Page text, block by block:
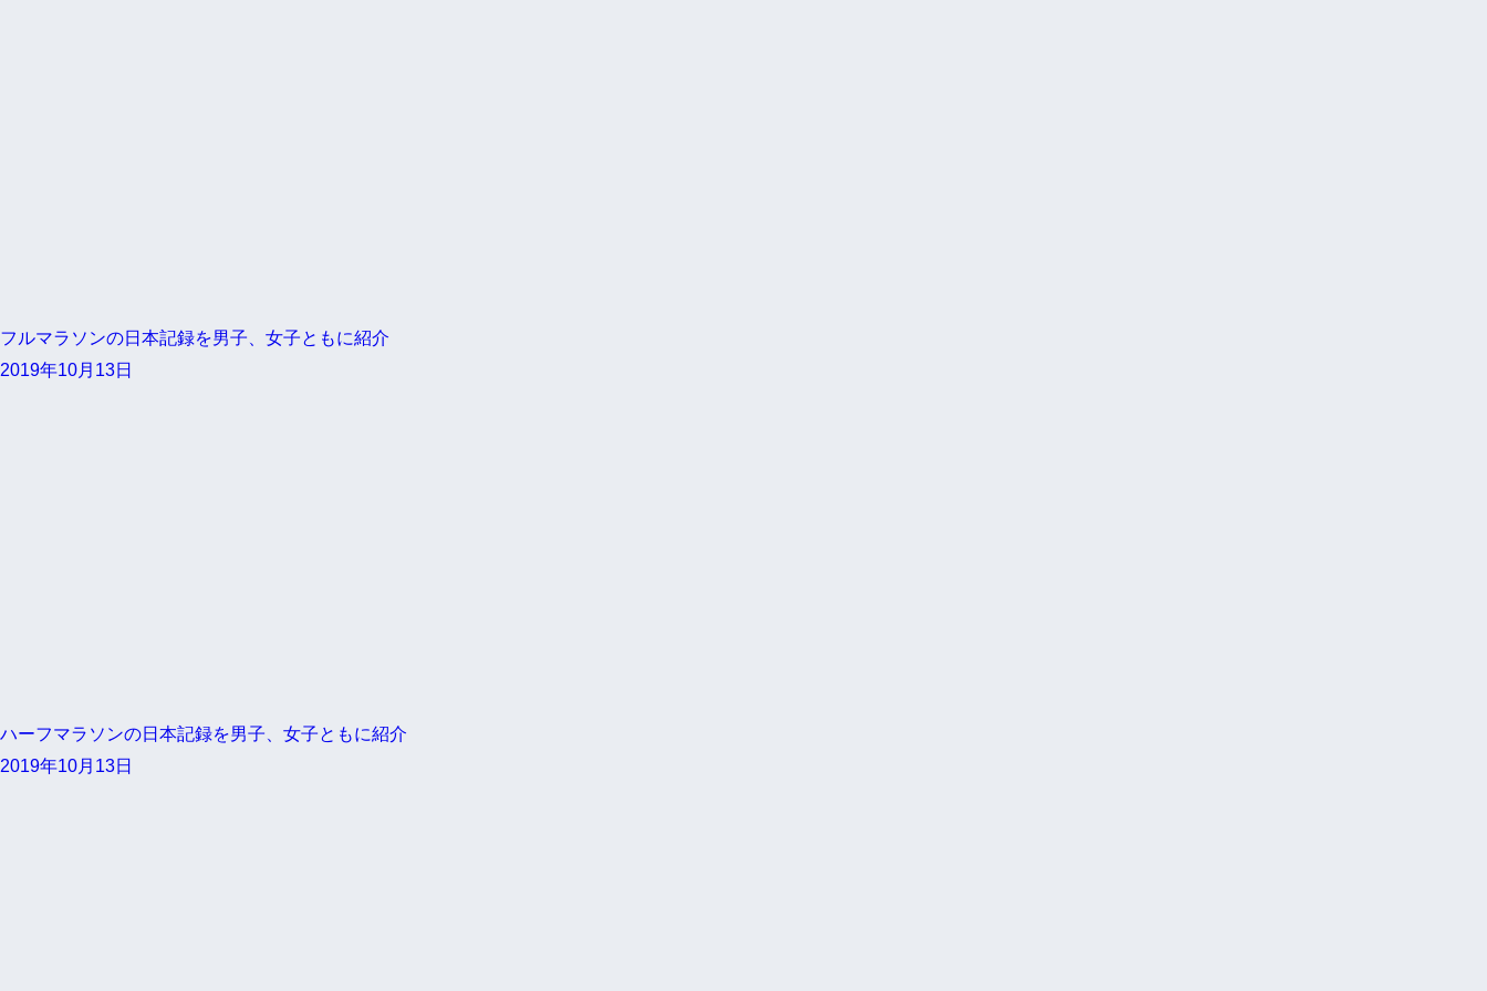
フルマラソンの日本記録を男子、女子ともに紹介
2019年10月13日
ハーフマラソンの日本記録を男子、女子ともに紹介
2019年10月13日